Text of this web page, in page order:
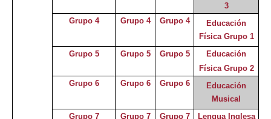
3
Grupo 4
Grupo 4 Grupo 4
Educación
Física Grupo 1
Grupo 5
Grupo 5 Grupo 5
Educación
Física Grupo 2
Grupo 6
Grupo 6 Grupo 6
Educación
Musical
Grupo 7
Grupo 7 Grupo 7
Lengua Inglesa